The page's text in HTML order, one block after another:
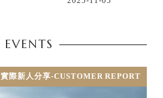
EVENTS
實際新人分享-CUSTOMER REPORT